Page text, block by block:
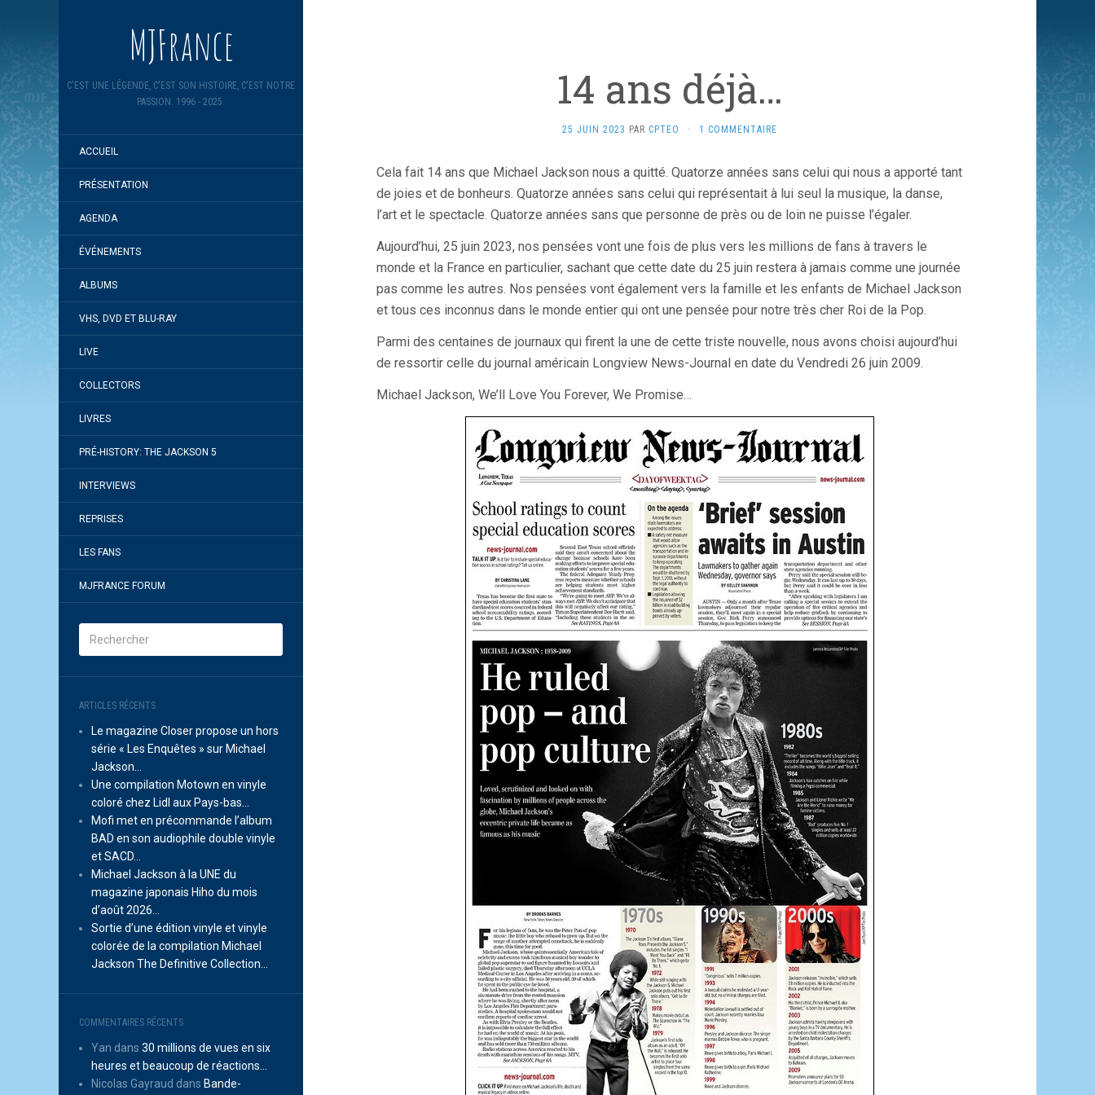
MJFrance
C'EST UNE LÉGENDE, C'EST SON HISTOIRE, C'EST NOTRE
PASSION. 1996 - 2025.
ACCUEIL
PRÉSENTATION
AGENDA
ÉVÉNEMENTS
ALBUMS
VHS, DVD ET BLU-RAY
LIVE
COLLECTORS
LIVRES
PRÉ-HISTORY: THE JACKSON 5
INTERVIEWS
REPRISES
LES FANS
MJFRANCE FORUM
ARTICLES RÉCENTS
Le magazine Closer propose un hors
série « Les Enquêtes » sur Michael
Jackson…
Une compilation Motown en vinyle
coloré chez Lidl aux Pays-bas…
Mofi met en précommande l’album
BAD en son audiophile double vinyle
et SACD…
Michael Jackson à la UNE du
magazine japonais Hiho du mois
d’août 2026…
Sortie d’une édition vinyle et vinyle
colorée de la compilation Michael
Jackson The Definitive Collection…
COMMENTAIRES RÉCENTS
Yan dans 30 millions de vues en six
heures et beaucoup de réactions…
Nicolas Gayraud dans Bande-
14 ans déjà…
25 JUIN 2023 PAR CPTEO · 1 COMMENTAIRE
Cela fait 14 ans que Michael Jackson nous a quitté. Quatorze années sans celui qui nous a apporté tant
de joies et de bonheurs. Quatorze années sans celui qui représentait à lui seul la musique, la danse,
l’art et le spectacle. Quatorze années sans que personne de près ou de loin ne puisse l’égaler.
Aujourd’hui, 25 juin 2023, nos pensées vont une fois de plus vers les millions de fans à travers le
monde et la France en particulier, sachant que cette date du 25 juin restera à jamais comme une journée
pas comme les autres. Nos pensées vont également vers la famille et les enfants de Michael Jackson
et tous ces inconnus dans le monde entier qui ont une pensée pour notre très cher Roi de la Pop.
Parmi des centaines de journaux qui firent la une de cette triste nouvelle, nous avons choisi aujourd’hui
de ressortir celle du journal américain Longview News-Journal en date du Vendredi 26 juin 2009.
Michael Jackson, We’ll Love You Forever, We Promise…